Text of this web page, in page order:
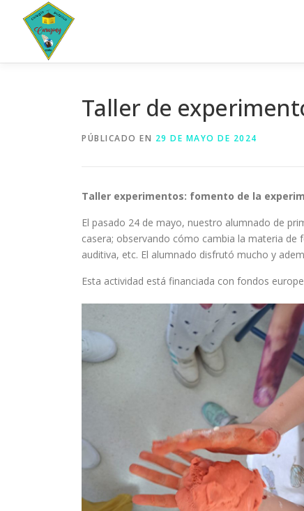
contenido
Taller de
PÚBLICADO EN 29 DE MAYO DE 2024
Taller experimentos: fomento de la
El pasado 24 de mayo, nuestro alumnado de
casera; observando cómo cambia la materia
auditiva, etc. El alumnado disfrutó mucho y
Esta actividad está financiada con fondos